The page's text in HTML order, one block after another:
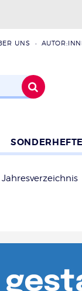
UNS
SONDERHEFTE
Jahresverzeichnis